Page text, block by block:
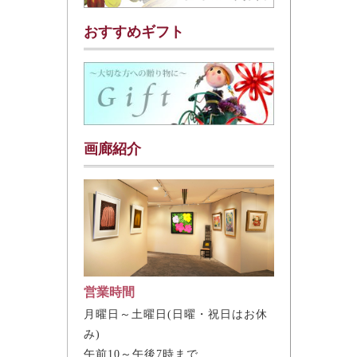
おすすめギフト
画廊紹介
営業時間
月曜日～土曜日(日曜・祝日はお休
み)
午前10～午後7時まで